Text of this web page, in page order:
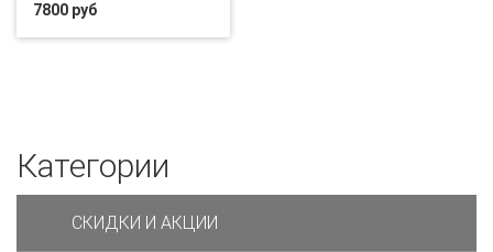
7800 руб
Категории
СКИДКИ И АКЦИИ